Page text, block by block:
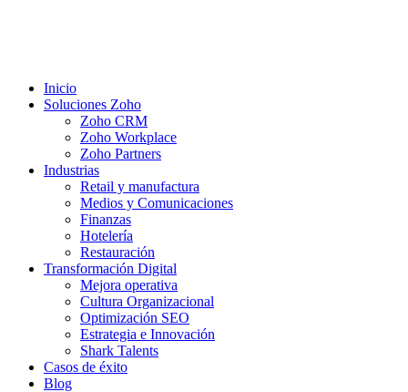
Inicio
Soluciones Zoho
Zoho CRM
Zoho Workplace
Zoho Partners
Industrias
Retail y manufactura
Medios y Comunicaciones
Finanzas
Hotelería
Restauración
Transformación Digital
Mejora operativa
Cultura Organizacional
Optimización SEO
Estrategia e Innovación
Shark Talents
Casos de éxito
Blog